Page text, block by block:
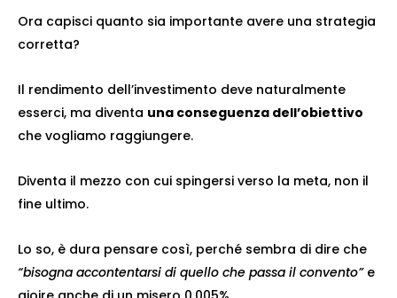
Ora capisci quanto sia importante avere una strategia
corretta?
Il rendimento dell’investimento deve naturalmente
esserci, ma diventa una conseguenza dell’obiettivo
che vogliamo raggiungere.
Diventa il mezzo con cui spingersi verso la meta, non il
fine ultimo.
Lo so, è dura pensare così, perché sembra di dire che
“bisogna accontentarsi di quello che passa il convento”e